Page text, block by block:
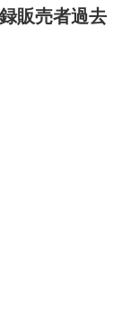
販売者過去